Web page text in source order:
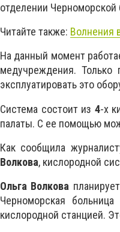
отделении Черноморской
Читайте также: Волнения
На данный момент
медучреждения. Только
эксплуатировать это
Система состоит из 4-х
палаты. С ее помощью
Как сообщила
Волкова, кислородной
Ольга Волкова
Черноморская
кислородной станцией.